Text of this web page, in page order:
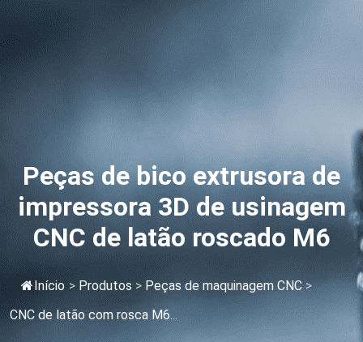
Peças de bico extrusora de
impressora 3D de usinagem
CNC de latão roscado M6
Início > Produtos > Peças de maquinagem CNC >
CNC de latão com rosca M6...